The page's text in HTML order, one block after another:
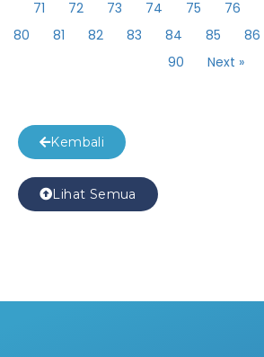
71
72 73 74 75 76
80
81 82 83 84 85 86
90
Next »
Kembali
Lihat Semua